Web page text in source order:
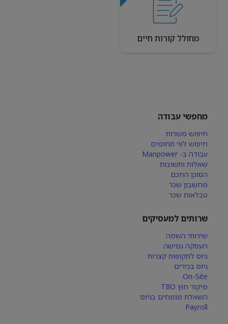
מחולל קורות חיים
מחפשי עבודה
חיפוש משרות
חיפוש לפי תחומים
עבודה ב- Manpower
שאלות ותשובות
הסוכן החכם
מחשבון שכר
טבלאות שכר
שרותים למעסיקים
שירותי השמה
העסקה גמישה
גיוס לתקופות קצרות
גיוס בכירים
On-Site
מיקור חוץ TBO
השאלת מומחים בגיוס
Payroll